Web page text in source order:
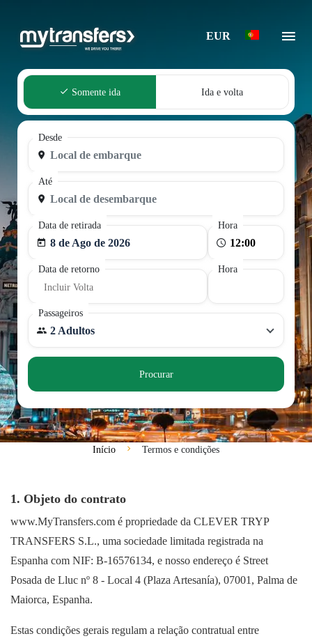
EUR
Somente ida Ida e volta
Desde
Até
Data de retirada
8 de Ago de 2026
Hora
Data de retorno
Incluir Volta
Hora
Passageiros
2 Adultos
Procurar
Início Termos e condições
1. Objeto do contrato
www.MyTransfers.com é propriedade da CLEVER TRYP
TRANSFERS S.L., uma sociedade limitada registrada na
Espanha com NIF: B-16576134, e nosso endereço é Street
Posada de Lluc nº 8 - Local 4 (Plaza Artesanía), 07001, Palma de
Maiorca, Espanha.
Estas condições gerais regulam a relação contratual entre